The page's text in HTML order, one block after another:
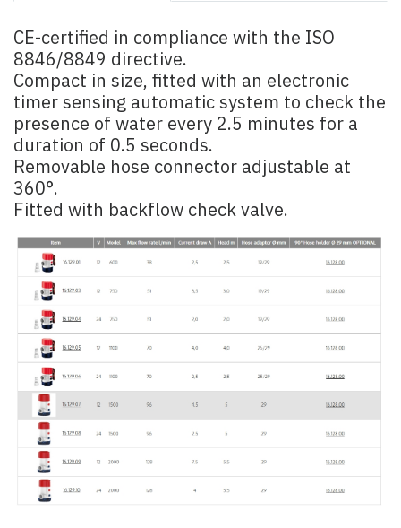
CE-certified in compliance with the ISO
8846/8849 directive.
Compact in size, fitted with an electronic
timer sensing automatic system to check the
presence of water every 2.5 minutes for a
duration of 0.5 seconds.
Removable hose connector adjustable at
360°.
Fitted with backflow check valve.